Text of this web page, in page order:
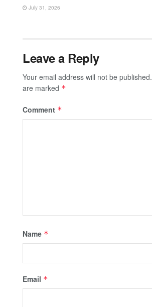
July 31, 2026
Leave a Reply
Your email address will not be published.
are marked *
Comment *
Name *
Email *